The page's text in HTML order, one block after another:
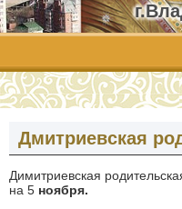
Дмитриевская
Димитриевская
на 5 ноября.